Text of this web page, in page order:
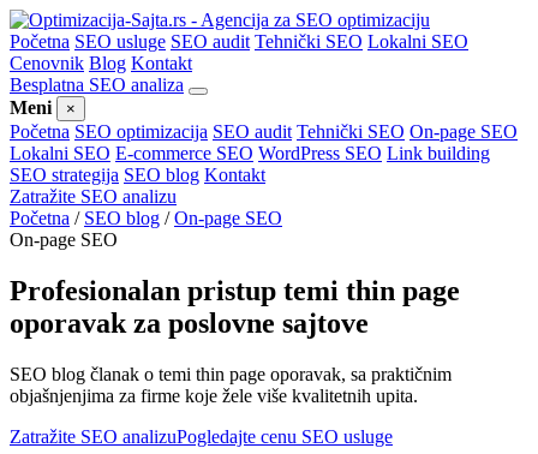
Početna SEO usluge SEO audit Tehnički SEO Lokalni SEO
Cenovnik Blog Kontakt
Besplatna SEO analiza
Meni
×
Početna SEO optimizacija SEO audit Tehnički SEO On-page SEO
Lokalni SEO E-commerce SEO WordPress SEO Link building
SEO strategija SEO blog Kontakt
Zatražite SEO analizu
Početna / SEO blog /On-page SEO
On-page SEO
Profesionalan pristup temi thin page
oporavak za poslovne sajtove
SEO blog članak o temi thin page oporavak, sa praktičnim
objašnjenjima za firme koje žele više kvalitetnih upita.
Zatražite SEO analizuPogledajte cenu SEO usluge